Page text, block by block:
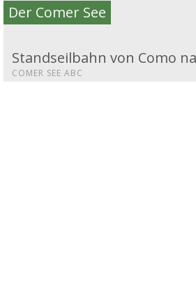
Der Comer See
Standseilbahn von Como
COMER SEE ABC